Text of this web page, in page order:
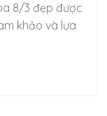
8/3 đẹp được
khảo và lựa